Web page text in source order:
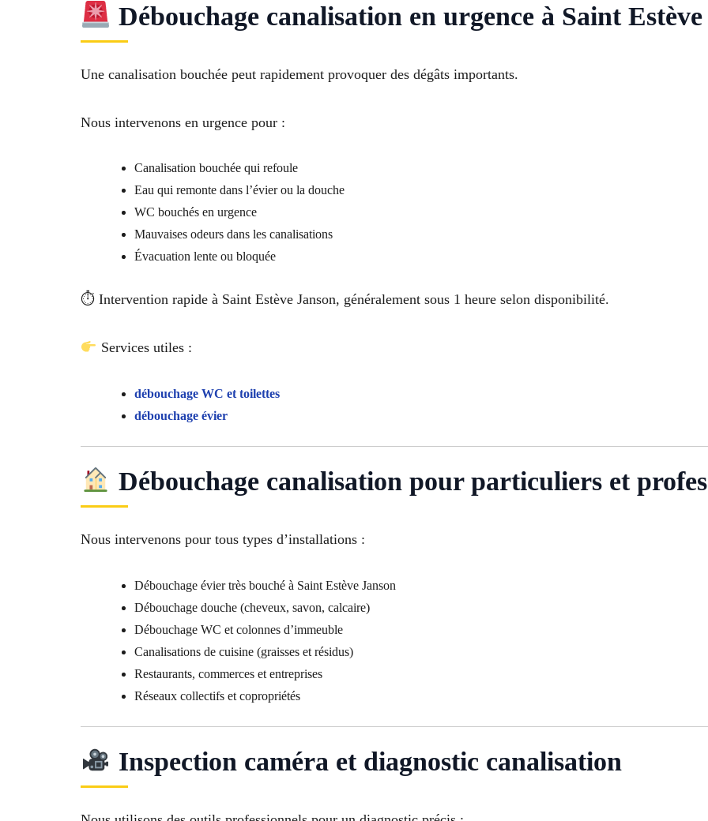
Débouchage canalisation en urgence à Saint
Une canalisation bouchée peut rapidement provoquer des dégâts importants.
Nous intervenons en urgence pour :
Canalisation bouchée qui refoule
Eau qui remonte dans l’évier ou la douche
WC bouchés en urgence
Mauvaises odeurs dans les canalisations
Évacuation lente ou bloquée
⏱ Intervention rapide à Saint Estève Janson, généralement sous 1 heure selon disponibilité.
Services utiles :
débouchage WC et toilettes
débouchage évier
Débouchage canalisation pour particuliers et
Nous intervenons pour tous types d’installations :
Débouchage évier très bouché à Saint Estève Janson
Débouchage douche (cheveux, savon, calcaire)
Débouchage WC et colonnes d’immeuble
Canalisations de cuisine (graisses et résidus)
Restaurants, commerces et entreprises
Réseaux collectifs et copropriétés
Inspection caméra et diagnostic canalisation